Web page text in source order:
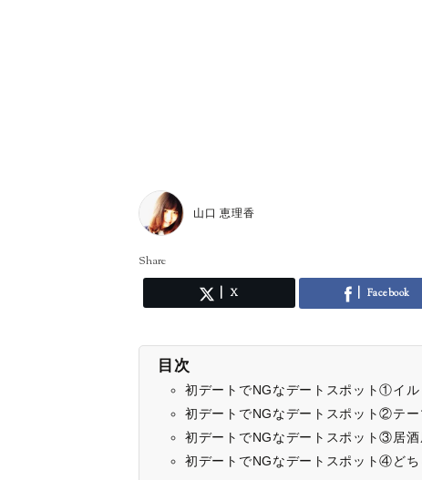
山口 恵理香
Share
X Facebook
目次
初デートでNGなデートスポット①イル
初デートでNGなデートスポット②テー
初デートでNGなデートスポット③居酒
初デートでNGなデートスポット④どち